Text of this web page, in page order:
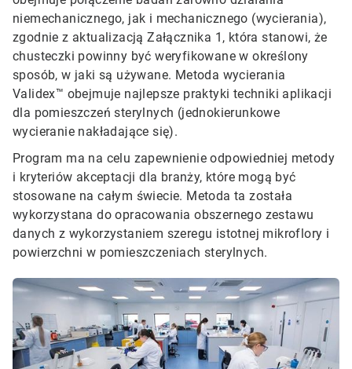
niemechanicznego, jak i mechanicznego (wycierania),
zgodnie z aktualizacją Załącznika 1, która stanowi, że
chusteczki powinny być weryfikowane w określony
sposób, w jaki są używane. Metoda wycierania
Validex™ obejmuje najlepsze praktyki techniki aplikacji
dla pomieszczeń sterylnych (jednokierunkowe
wycieranie nakładające się).
Program ma na celu zapewnienie odpowiedniej metody
i kryteriów akceptacji dla branży, które mogą być
stosowane na całym świecie. Metoda ta została
wykorzystana do opracowania obszernego zestawu
danych z wykorzystaniem szeregu istotnej mikroflory i
powierzchni w pomieszczeniach sterylnych.